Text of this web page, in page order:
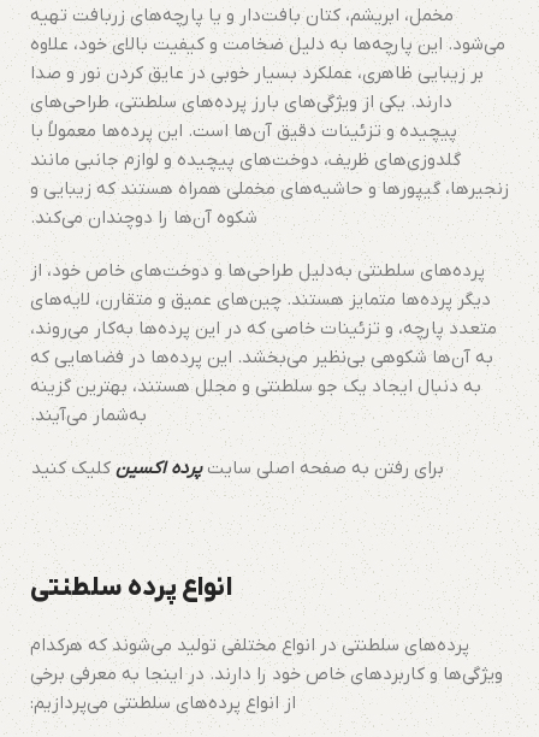
مخمل، ابریشم، کتان بافت‌دار و یا پارچه‌های زربافت تهیه
می‌شود. این پارچه‌ها به دلیل ضخامت و کیفیت بالای خود، علاوه
بر زیبایی ظاهری، عملکرد بسیار خوبی در عایق کردن نور و صدا
دارند. یکی از ویژگی‌های بارز پرده‌های سلطنتی، طراحی‌های
پیچیده و تزئینات دقیق آن‌ها است. این پرده‌ها معمولاً با
گلدوزی‌های ظریف، دوخت‌های پیچیده و لوازم جانبی مانند
زنجیرها، گیپورها و حاشیه‌های مخملی همراه هستند که زیبایی و
شکوه آن‌ها را دوچندان می‌کند.
پرده‌های سلطنتی به‌دلیل طراحی‌ها و دوخت‌های خاص خود، از
دیگر پرده‌ها متمایز هستند. چین‌های عمیق و متقارن، لایه‌های
متعدد پارچه، و تزئینات خاصی که در این پرده‌ها به‌کار می‌روند،
به آن‌ها شکوهی بی‌نظیر می‌بخشد. این پرده‌ها در فضاهایی که
به دنبال ایجاد یک جو سلطنتی و مجلل هستند، بهترین گزینه
به‌شمار می‌آیند.
برای رفتن به صفحه اصلی سایتپرده اکسین کلیک کنید
انواع پرده سلطنتی
پرده‌های سلطنتی در انواع مختلفی تولید می‌شوند که هرکدام
ویژگی‌ها و کاربردهای خاص خود را دارند. در اینجا به معرفی برخی
از انواع پرده‌های سلطنتی می‌پردازیم: